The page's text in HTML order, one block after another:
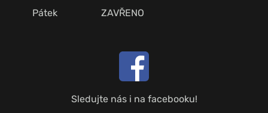
Pátek
ZAVŘENO
Sledujte nás i na facebooku!